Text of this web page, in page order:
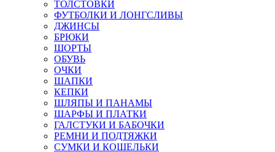
ТОЛСТОВКИ
ФУТБОЛКИ И ЛОНГСЛИВЫ
ДЖИНСЫ
БРЮКИ
ШОРТЫ
ОБУВЬ
ОЧКИ
ШАПКИ
КЕПКИ
ШЛЯПЫ И ПАНАМЫ
ШАРФЫ И ПЛАТКИ
ГАЛСТУКИ И БАБОЧКИ
РЕМНИ И ПОДТЯЖКИ
СУМКИ И КОШЕЛЬКИ